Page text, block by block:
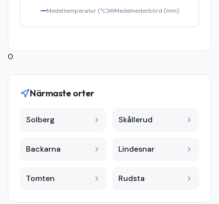
Medeltemperatur (°C) Medelnederbörd (mm)
0
Närmaste orter
Solberg Skållerud
Backarna Lindesnar
Tomten Rudsta